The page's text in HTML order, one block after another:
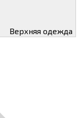
Верхняя одежда